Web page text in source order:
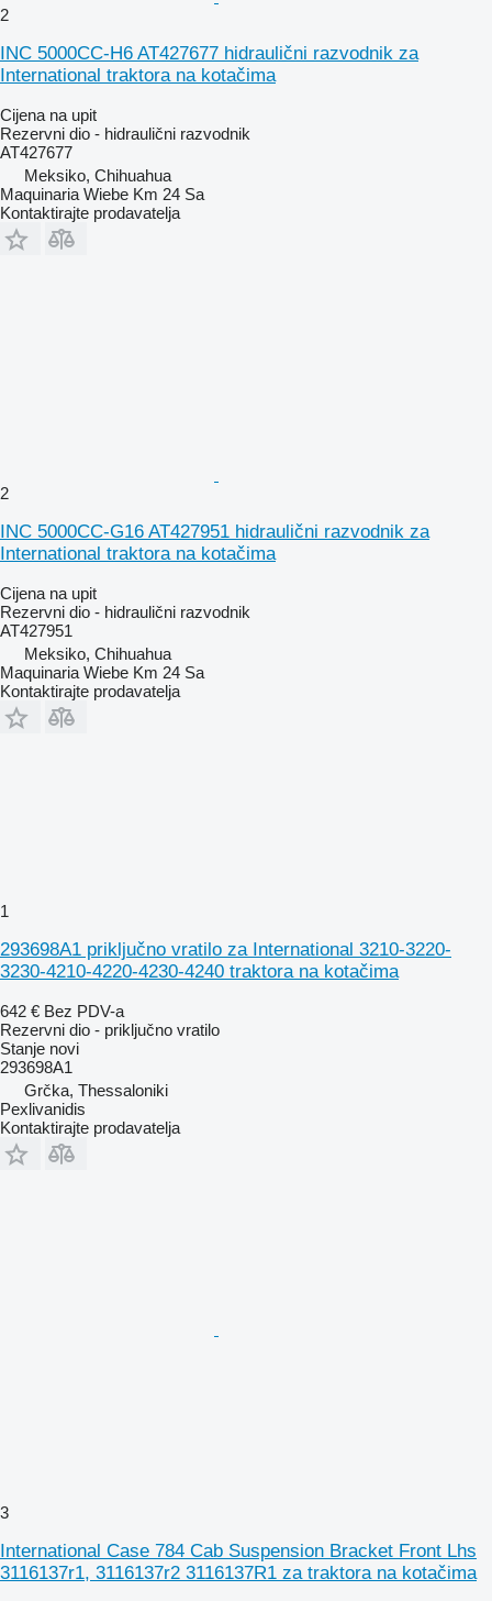
2
INC 5000CC-H6 AT427677 hidraulični razvodnik za
International traktora na kotačima
Cijena na upit
Rezervni dio - hidraulični razvodnik
AT427677
Meksiko, Chihuahua
Maquinaria Wiebe Km 24 Sa
Kontaktirajte prodavatelja
2
INC 5000CC-G16 AT427951 hidraulični razvodnik za
International traktora na kotačima
Cijena na upit
Rezervni dio - hidraulični razvodnik
AT427951
Meksiko, Chihuahua
Maquinaria Wiebe Km 24 Sa
Kontaktirajte prodavatelja
1
293698A1 priključno vratilo za International 3210-3220-
3230-4210-4220-4230-4240 traktora na kotačima
642 € Bez PDV-a
Rezervni dio - priključno vratilo
Stanje novi
293698A1
Grčka, Thessaloniki
Pexlivanidis
Kontaktirajte prodavatelja
3
International Case 784 Cab Suspension Bracket Front Lhs
3116137r1, 3116137r2 3116137R1 za traktora na kotačima